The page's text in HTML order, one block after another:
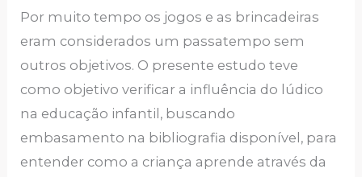
Por muito tempo os jogos e as brincadeiras
eram considerados um passatempo sem
outros objetivos. O presente estudo teve
como objetivo verificar a influência do lúdico
na educação infantil, buscando
embasamento na bibliografia disponível, para
entender como a criança aprende através da